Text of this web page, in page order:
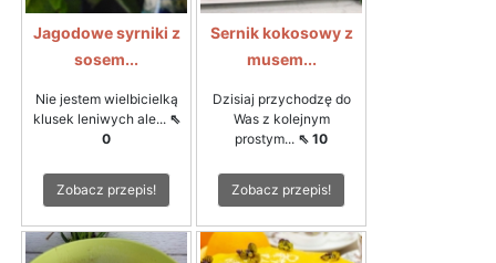
Jagodowe syrniki z
sosem...
Nie jestem wielbicielką
klusek leniwych ale... ⇖
0
Zobacz przepis!
Sernik kokosowy z
musem...
Dzisiaj przychodzę do
Was z kolejnym
prostym... ⇖ 10
Zobacz przepis!